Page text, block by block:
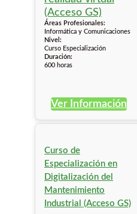
Áreas Profesionales:
Informática y Comunicaciones
Nivel:
Curso Especialización
Duración:
600 horas
Ver Información
Curso de
Especialización en
Digitalización del
Mantenimiento
Industrial (Acceso GS)